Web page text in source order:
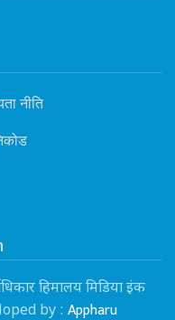
नीति
हिमालय मिडिया इंक
by : Appharu